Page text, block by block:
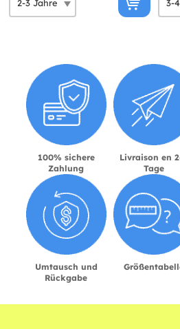
100% sichere
Zahlung
Livraison en
Tage
Umtausch und
Rückgabe